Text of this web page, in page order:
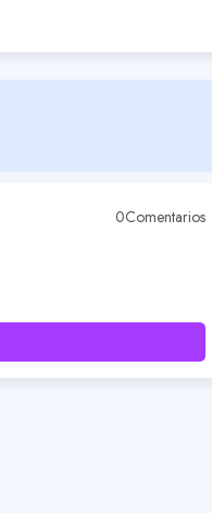
0Comentarios